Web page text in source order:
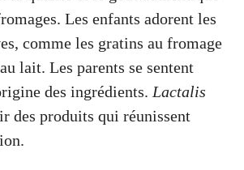
Les enfants adorent les
comme les gratins au fromage
lait. Les parents se sentent
des ingrédients. Lactalis
des produits qui réunissent